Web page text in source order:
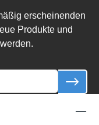
erscheinenden
Produkte und